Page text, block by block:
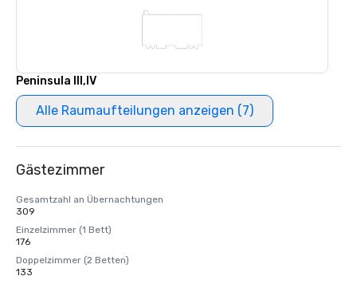
Peninsula III,IV
Alle Raumaufteilungen anzeigen (7)
Gästezimmer
Gesamtzahl an Übernachtungen
309
Einzelzimmer (1 Bett)
176
Doppelzimmer (2 Betten)
133